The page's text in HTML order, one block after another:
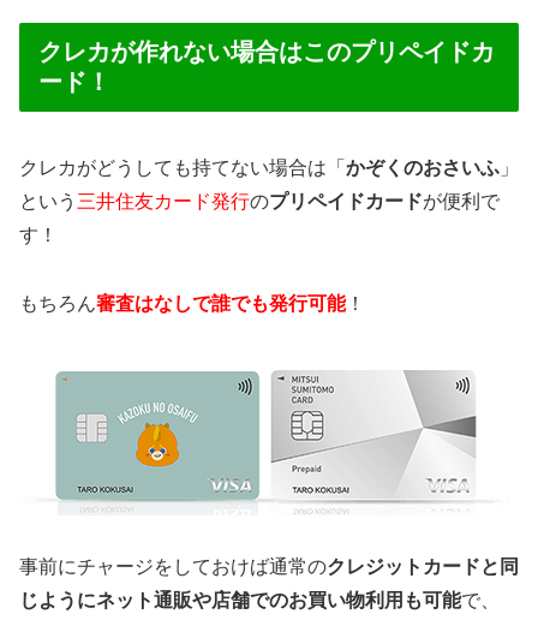
クレカが作れない場合はこのプリペイドカ
ード！
クレカがどうしても持てない場合は「 かぞくのおさいふ 」
という 三井住友カード発行のプリペイドカードが便利で
す！
もちろん審査はなしで誰でも発行可能！
事前にチャージをしておけば通常のクレジットカードと同
じようにネット通販や店舗でのお買い物利用も可能で、